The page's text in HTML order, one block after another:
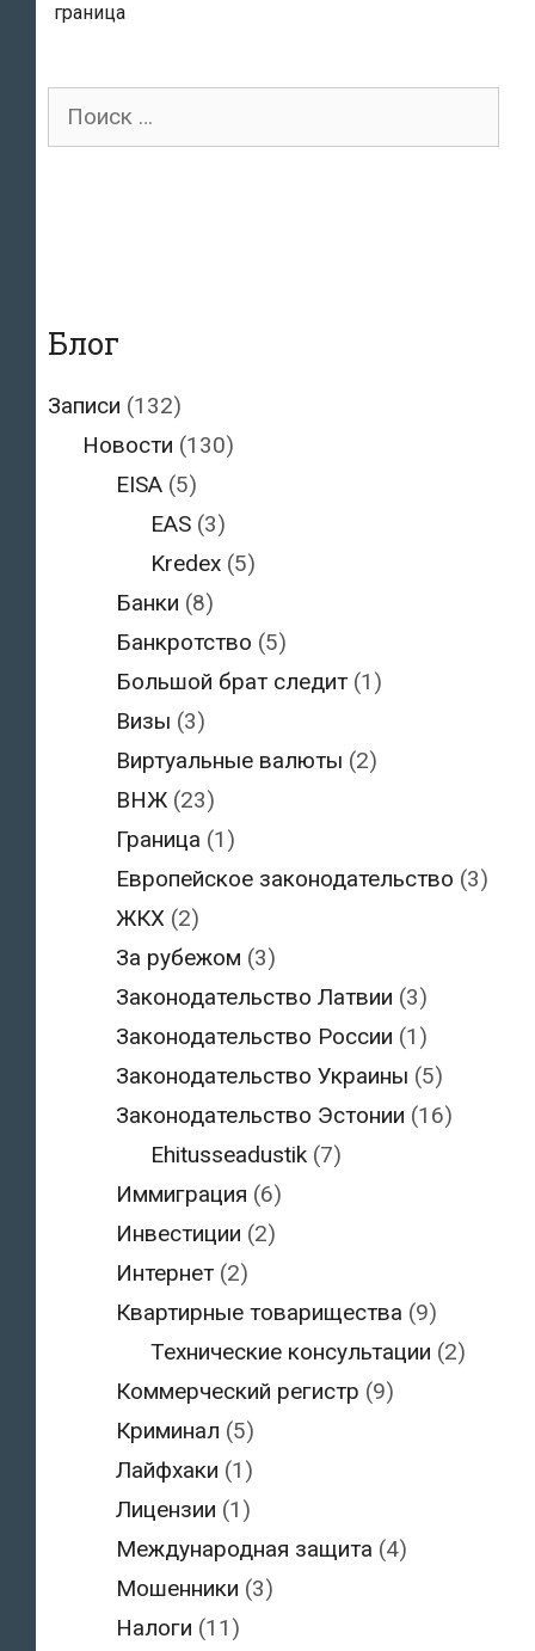
военного
граница
Поиск
Блог
Записи (132)
Новости (130)
EISA (5)
EAS(3)
Kredex(5)
Банки (8)
Банкротство (5)
Большой брат следит (1)
Визы (3)
Виртуальные валюты (2)
ВНЖ (23)
Граница (1)
Европейское законодательство (3)
ЖКХ (2)
За рубежом (3)
Законодательство Латвии (3)
Законодательство России (1)
Законодательство Украины (5)
Законодательство Эстонии (16)
Ehitusseadustik(7)
Иммиграция (6)
Инвестиции (2)
Интернет (2)
Квартирные товарищества (9)
Технические консультации (2)
Коммерческий регистр (9)
Криминал (5)
Лайфхаки (1)
Лицензии (1)
Международная защита (4)
Мошенники (3)
Налоги (11)